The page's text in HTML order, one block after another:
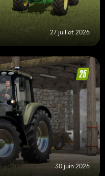
27 juillet 2026
30 juin 2026